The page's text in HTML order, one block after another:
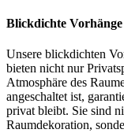
Blickdichte
Unsere blickdichten
bieten nicht nur
Atmosphäre des
angeschaltet ist,
privat bleibt. Sie sind
Raumdekoration,